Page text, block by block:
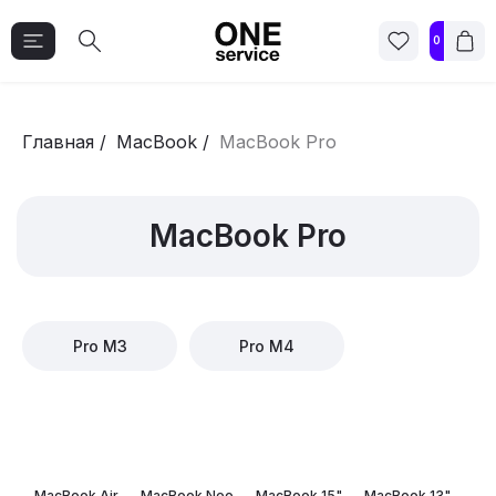
0
Главная / MacBook / MacBook Pro
MacBook Pro
Pro M3 Pro M4